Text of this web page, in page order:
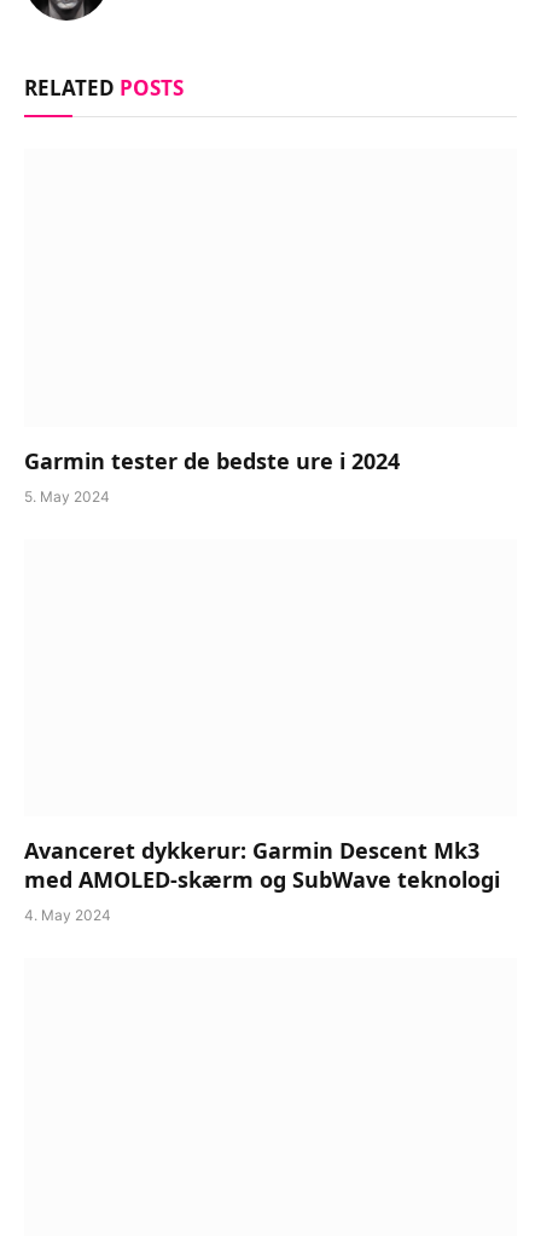
RELATED POSTS
Garmin tester de bedste ure i 2024
5. May 2024
Avanceret dykkerur: Garmin Descent Mk3
med AMOLED-skærm og SubWave teknologi
4. May 2024